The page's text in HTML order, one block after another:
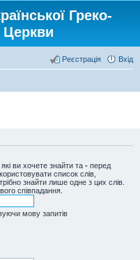
Греко-
Церкви
Вхід
Реєстрація
ви хочете знайти та - перед
список слів,
знайти лише одне з цих слів.
співпадання.
мову запитів